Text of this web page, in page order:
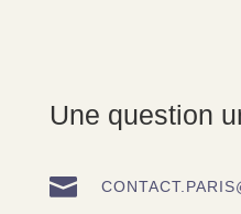
Une question
